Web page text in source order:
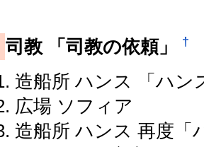
司教 「司教の依頼」 †
造船所 ハンス 「ハン
広場 ソフィア
造船所 ハンス 再度「